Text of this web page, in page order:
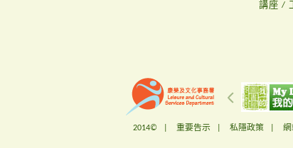
講座 /
2014© | 重要告示 私隱政策 網